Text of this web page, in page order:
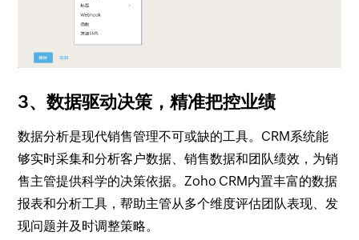
3、数据驱动决策，精准把控业绩
数据分析是现代销售管理不可或缺的工具。CRM系统能
够实时采集和分析客户数据、销售数据和团队绩效，为销
售主管提供科学的决策依据。Zoho CRM内置丰富的数据
报表和分析工具，帮助主管从多个维度评估团队表现、发
现问题并及时调整策略。